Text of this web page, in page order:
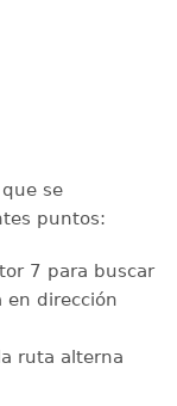
se
puntos:
7 para buscar
en dirección
ruta alterna